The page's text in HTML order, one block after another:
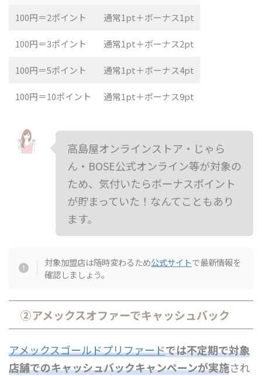
100円＝2ポイント
通常1pt＋ボーナス1pt
100円＝3ポイント 通常1pt＋ボーナス2pt
100円＝5ポイント 通常1pt＋ボーナス4pt
100円＝10ポイント 通常1pt＋ボーナス9pt
高島屋オンラインストア・じゃら
ん・BOSE公式オンライン等が対象の
ため、気付いたらボーナスポイント
が貯まっていた！なんてこともあり
ます。
対象加盟店は随時変わるため公式サイトで最新情報を
確認しましょう。
②アメックスオファーでキャッシュバック
アメックスゴールドプリファードでは不定期で対象
店舗でのキャッシュバックキャンペーンが実施され